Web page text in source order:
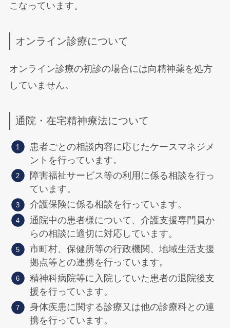
こなっています。
オンライン診療について
オンライン診療の初診の場合には向精神薬を処方
していません。
通院・在宅精神療法について
患者ごとの相談内容に応じたケースマネジメ
ントを行っています。
障害福祉サービス等の利用に係る相談を行っ
ています。
介護保険に係る相談を行っています。
通院中の患者様について、介護支援専門員か
らの相談に適切に対応しています。
市町村、保健所等の行政機関、地域生活支援
拠点等との連携を行っています。
精神科病院等に入院していた患者の退院後支
援を行っています。
身体疾患に関する診療又は他の診療科との連
携を行っています。